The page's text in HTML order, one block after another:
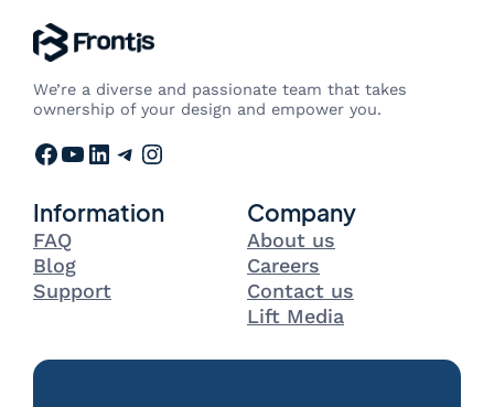
We’re a diverse and passionate team that takes
ownership of your design and empower you.
Facebook YouTube LinkedIn Telegram Instagram
Information
FAQ
Blog
Support
Company
About us
Careers
Contact us
Lift Media